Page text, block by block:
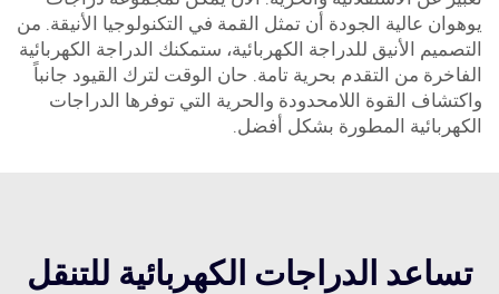
يوهوان عالية الجودة أن تمثل القمة في التكنولوجيا الأنيقة. من
التصميم الأنيق للدراجة الكهربائية، ستمكنك الدراجة الكهربائية
الفاخرة من التقدم بحرية تامة. حان الوقت لترك القيود جانباً
واكتشاف القوة اللامحدودة والحرية التي توفرها الدراجات
الكهربائية المطورة بشكل أفضل.
تساعد الدراجات الكهربائية للتنقل